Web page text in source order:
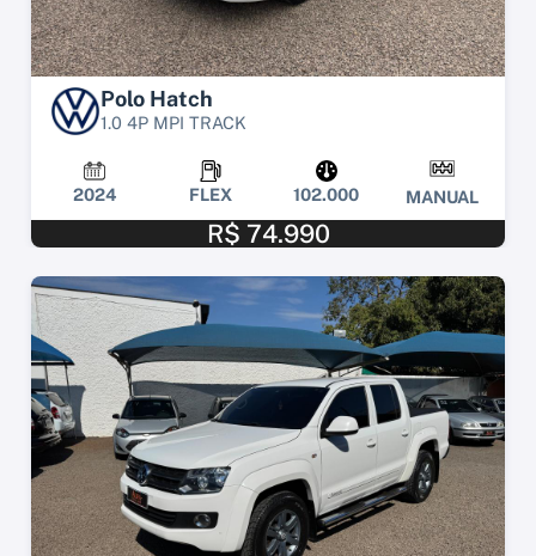
Polo Hatch
1.0 4P MPI TRACK
2024 FLEX 102.000 MANUAL
R$ 74.990